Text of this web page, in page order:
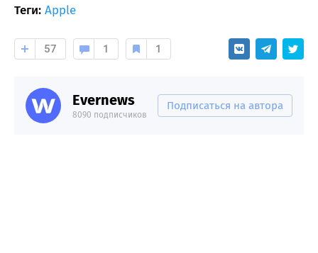
Теги: Apple
57 1 1
Evernews
8090 подписчиков
Подписаться на автора